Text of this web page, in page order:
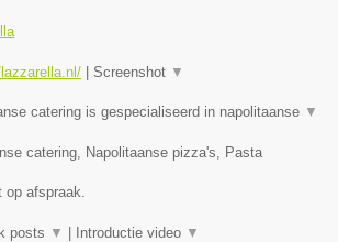
Screenshot ▼
catering is gespecialiseerd in napolitaanse ▼
catering, Napolitaanse pizza's, Pasta
op afspraak.
posts ▼ Introductie video ▼